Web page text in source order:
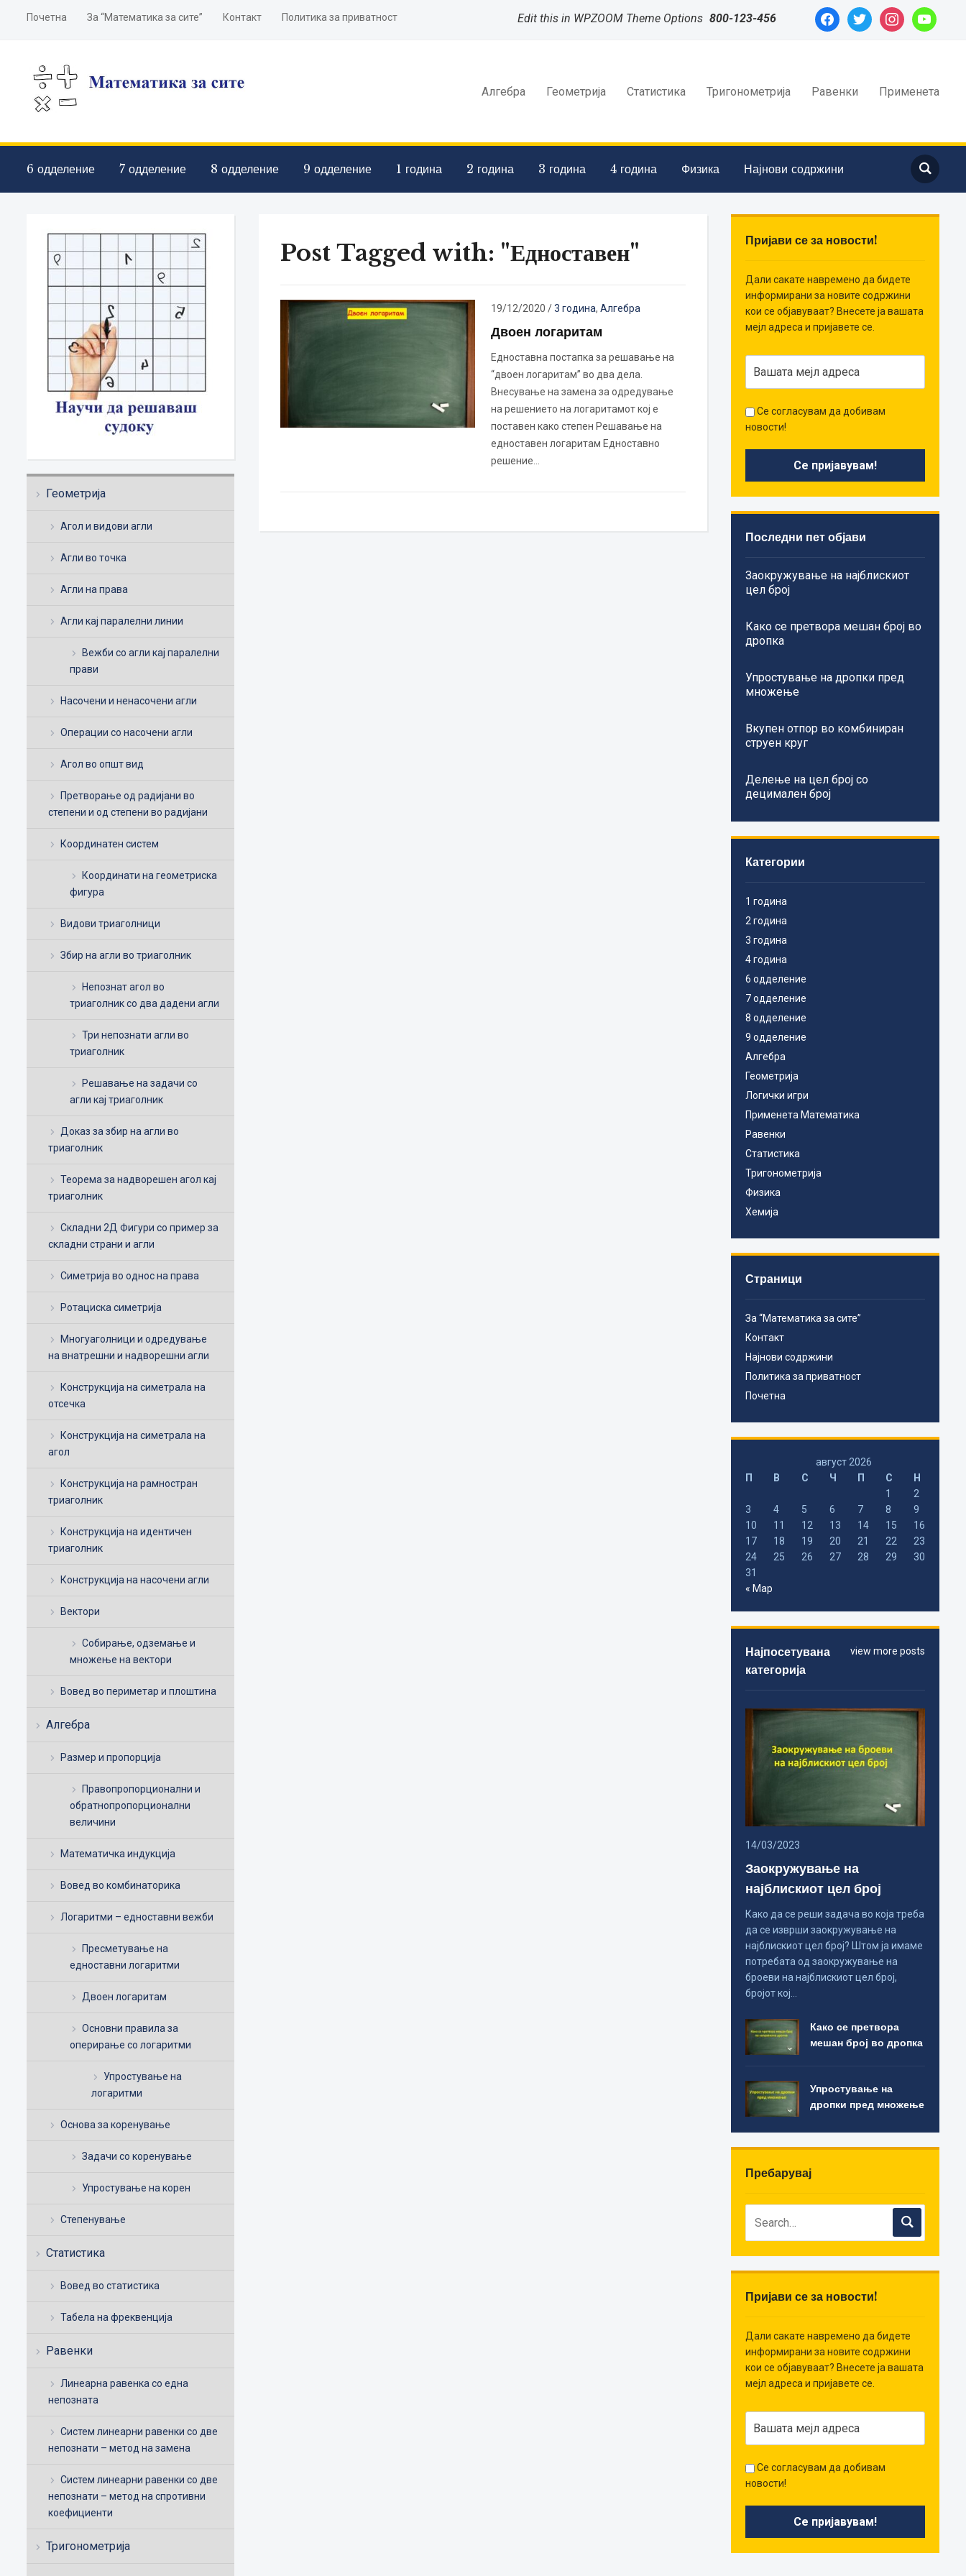
Почетна За “Математика за сите” Контакт Политика за приватност facebooktwitter instagramyoutube
Edit this in WPZOOM Theme Options 800-123-456
Алгебра Геометрија Статистика Тригонометрија Равенки Применета
6 одделение 7 одделение 8 одделение 9 одделение 1 година 2 година 3 година 4 година Физика Најнови содржини
Геометрија
Агол и видови агли
Агли во точка
Агли на права
Агли кај паралелни линии
Вежби со агли кај паралелни
прави
Насочени и ненасочени агли
Операции со насочени агли
Агол во општ вид
Претворање од радијани во
степени и од степени во радијани
Координатен систем
Координати на геометриска
фигура
Видови триаголници
Збир на агли во триаголник
Непознат агол во
триаголник со два дадени агли
Три непознати агли во
триаголник
Решавање на задачи со
агли кај триаголник
Доказ за збир на агли во
триаголник
Теорема за надворешен агол кај
триаголник
Складни 2Д Фигури со пример за
складни страни и агли
Симетрија во однос на права
Ротациска симетрија
Многуаголници и одредување
на внатрешни и надворешни агли
Конструкција на симетрала на
отсечка
Конструкција на симетрала на
агол
Конструкција на рамностран
триаголник
Конструкција на идентичен
триаголник
Конструкција на насочени агли
Вектори
Собирање, одземање и
множење на вектори
Вовед во периметар и плоштина
Алгебра
Размер и пропорција
Правопропорционални и
обратнопропорционални
величини
Математичка индукција
Вовед во комбинаторика
Логаритми – едноставни вежби
Пресметување на
едноставни логаритми
Двоен логаритам
Основни правила за
оперирање со логаритми
Упростување на
логаритми
Основа за коренување
Задачи со коренување
Упростување на корен
Степенување
Статистика
Вовед во статистика
Табела на фреквенција
Равенки
Линеарна равенка со една
непозната
Систем линеарни равенки со две
непознати – метод на замена
Систем линеарни равенки со две
непознати – метод на спротивни
коефициенти
Тригонометрија
Post Tagged with: "Едноставен"
19/12/2020 /3 година, Алгебра
Двоен логаритам
Едноставна постапка за решавање на
“двоен логаритам” во два дела.
Внесување на замена за одредување
на решението на логаритамот кој е
поставен како степен Решавање на
едноставен логаритам Едноставно
решение…
Пријави се за новости!
Дали сакате навремено да бидете
информирани за новите содржини
кои се објавуваат? Внесете ја вашата
мејл адреса и пријавете се.
Се согласувам да добивам
новости!
Последни пет објави
Заокружување на најблискиот
цел број
Како се претвора мешан број во
дропка
Упростување на дропки пред
множење
Вкупен отпор во комбиниран
струен круг
Делење на цел број со
децимален број
Категории
1 година
2 година
3 година
4 година
6 одделение
7 одделение
8 одделение
9 одделение
Алгебра
Геометрија
Логички игри
Применета Математика
Равенки
Статистика
Тригонометрија
Физика
Хемија
Страници
За “Математика за сите”
Контакт
Најнови содржини
Политика за приватност
Почетна
август 2026
П
В С Ч П С
Н
1
2
3
4 5 6 7 8
9
10
11 12 13 14 15
16
17
18 19 20 21 22
23
24
25 26 27 28 29
30
31
« Мар
view more posts
Најпосетувана
категорија
14/03/2023
Заокружување на
најблискиот цел број
Како да се реши задача во која треба
да се изврши заокружување на
најблискиот цел број? Штом ја имаме
потребата од заокружување на
броеви на најблискиот цел број,
бројот кој…
Како се претвора
мешан број во дропка
Упростување на
дропки пред множење
Пребарувај
Пријави се за новости!
Дали сакате навремено да бидете
информирани за новите содржини
кои се објавуваат? Внесете ја вашата
мејл адреса и пријавете се.
Се согласувам да добивам
новости!